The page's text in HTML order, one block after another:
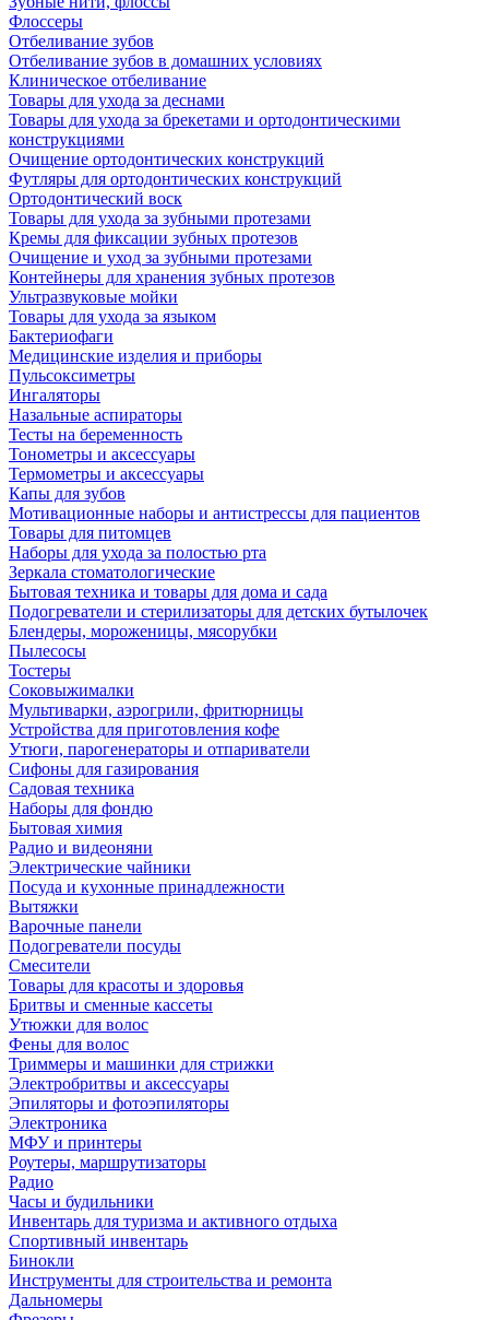
Флоссеры
Отбеливание зубов
Отбеливание зубов в домашних условиях
Клиническое отбеливание
Товары для ухода за деснами
Товары для ухода за брекетами и ортодонтическими
конструкциями
Очищение ортодонтических конструкций
Футляры для ортодонтических конструкций
Ортодонтический воск
Товары для ухода за зубными протезами
Кремы для фиксации зубных протезов
Очищение и уход за зубными протезами
Контейнеры для хранения зубных протезов
Ультразвуковые мойки
Товары для ухода за языком
Бактериофаги
Медицинские изделия и приборы
Пульсоксиметры
Ингаляторы
Назальные аспираторы
Тесты на беременность
Тонометры и аксессуары
Термометры и аксессуары
Капы для зубов
Мотивационные наборы и антистрессы для пациентов
Товары для питомцев
Наборы для ухода за полостью рта
Зеркала стоматологические
Бытовая техника и товары для дома и сада
Подогреватели и стерилизаторы для детских бутылочек
Блендеры, мороженицы, мясорубки
Пылесосы
Тостеры
Соковыжималки
Мультиварки, аэрогрили, фритюрницы
Устройства для приготовления кофе
Утюги, парогенераторы и отпариватели
Сифоны для газирования
Садовая техника
Наборы для фондю
Бытовая химия
Радио и видеоняни
Электрические чайники
Посуда и кухонные принадлежности
Вытяжки
Варочные панели
Подогреватели посуды
Смесители
Товары для красоты и здоровья
Бритвы и сменные кассеты
Утюжки для волос
Фены для волос
Триммеры и машинки для стрижки
Электробритвы и аксессуары
Эпиляторы и фотоэпиляторы
Электроника
МФУ и принтеры
Роутеры, маршрутизаторы
Радио
Часы и будильники
Инвентарь для туризма и активного отдыха
Спортивный инвентарь
Бинокли
Инструменты для строительства и ремонта
Дальномеры